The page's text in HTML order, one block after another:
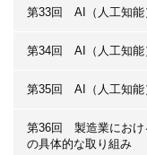
第33回 AI（人工知能
第34回 AI（人工知能
第35回 AI（人工知能
第36回 製造業におけ
の具体的な取り組み